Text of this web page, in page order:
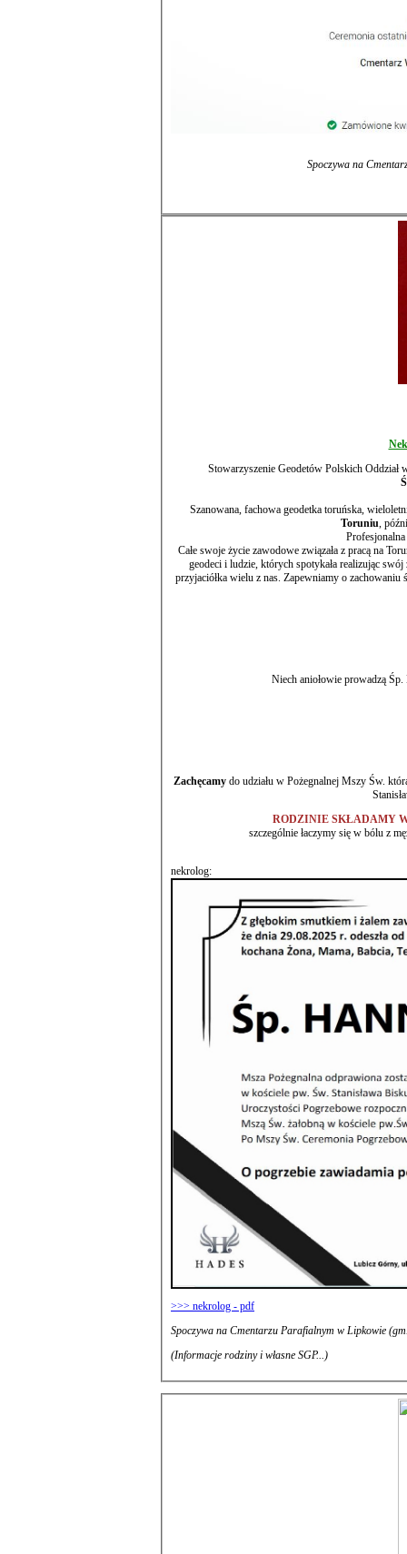
Spoczywa
Stowarzyszenie Geodetów Polskich Oddział
Szanowana, fachowa geodetka
Toruniu
Całe swoje życie zawodowe związała z pracą na
geodeci i ludzie, których spotykała realizując swój zawód, zachowają śp. Hannę w dobrej pamięci, Prywatnie dobra koleżanka i
przyjaciółka wielu z nas. Zapewniamy o zachowaniu śp. Hani w jak najlepszych wspomnieniach, dziękując za Jej prostolinijną mowę,
Niech aniołowie prowadzą
Zachęcamy do udziału w Pożegnalnej Mszy Św.
RODZINIE SKŁADAMY
szczególnie łaczymy się w bólu z
nekrolog:
>>> nekrolog - pdf
Spoczywa na Cmentarzu Parafialnym w
(Informacje rodziny i własne SGP...)